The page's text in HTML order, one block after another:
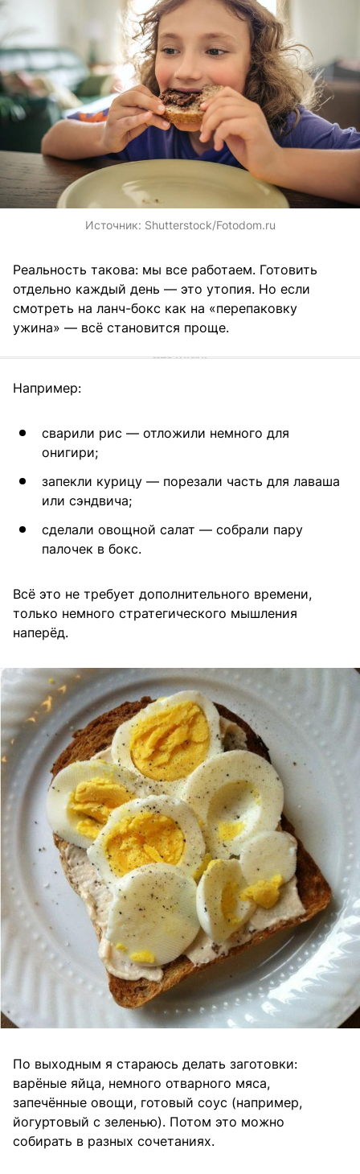
Источник: Shutterstock/Fotodom.ru
Реальность такова: мы все работаем. Готовить
отдельно каждый день — это утопия. Но если
смотреть на ланч-бокс как на «перепаковку
ужина» — всё становится проще.
Например:
сварили рис — отложили немного для
онигири;
запекли курицу — порезали часть для лаваша
или сэндвича;
сделали овощной салат — собрали пару
палочек в бокс.
Всё это не требует дополнительного времени,
только немного стратегического мышления
наперёд.
По выходным я стараюсь делать заготовки:
варёные яйца, немного отварного мяса,
запечённые овощи, готовый соус (например,
йогуртовый с зеленью). Потом это можно
собирать в разных сочетаниях.